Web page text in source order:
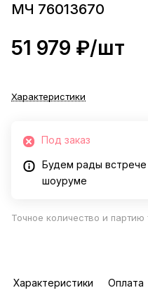
МЧ 76013670
51 979 ₽/шт
Характеристики
Под заказ
Будем рады
шоуруме
Точное количество и
Характеристики Оплата